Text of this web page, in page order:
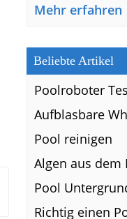
Mehr erfahren
Beliebte Artikel
Poolroboter
Aufblasbare
Pool reinigen
Algen aus dem
Pool
Richtig einen